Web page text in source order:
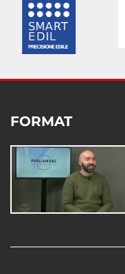
FORMAT